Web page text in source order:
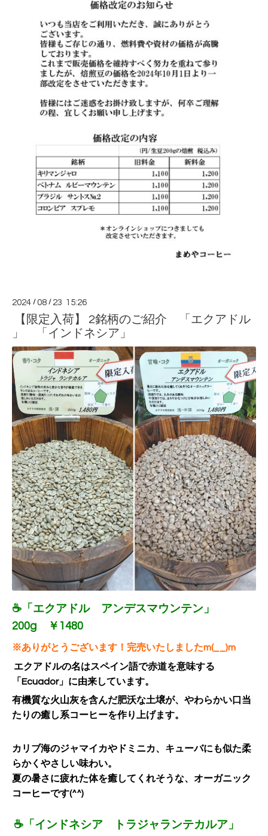
2024 /08 / 23 15:26
【限定入荷】 2銘柄のご紹介 「エクアドル
」 「インドネシア」
☕「エクアドル アンデスマウンテン」
200g ￥1480
※ありがとうございます！完売いたしましたm(__)m
エクアドルの名はスペイン語で赤道を意味する
「Ecuador」に由来しています。
有機質な火山灰を含んだ肥沃な土壌が、やわらかい口当
たりの癒し系コーヒーを作り上げます。
カリブ海のジャマイカやドミニカ、キューバにも似た柔
らかくやさしい味わい。
夏の暑さに疲れた体を癒してくれそうな、オーガニック
コーヒーです(^^)
☕「インドネシア トラジャランテカルア」